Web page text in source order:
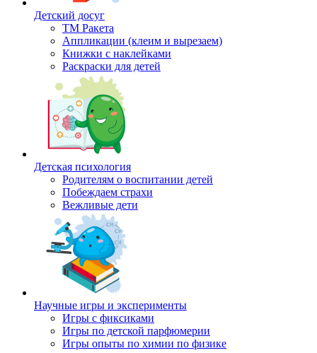
Детский досуг
ТМ Ракета
Аппликации (клеим и вырезаем)
Книжки с наклейками
Раскраски для детей
Детская психология
Родителям о воспитании детей
Побеждаем страхи
Вежливые дети
Научные игры и эксперименты
Игры с фиксиками
Игры по детской парфюмерии
Игры опыты по химии по физике